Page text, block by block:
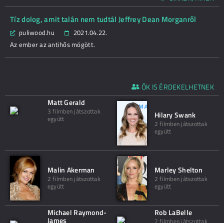
Tíz dolog, amit talán nem tudtál Jeffrey Dean Morganről
puliwood.hu
2021.04.22.
Az ember az antihős mögött.
ŐK IS ÉRDEKELHETNEK
Matt Gerald
3 filmben játszottak
együtt Hilary Swank
2 filmben játszottak
együtt
Malin Akerman
2 filmben játszottak
együtt
Marley Shelton
2 filmben játszottak
együtt
Michael Raymond-
James
Rob LaBelle